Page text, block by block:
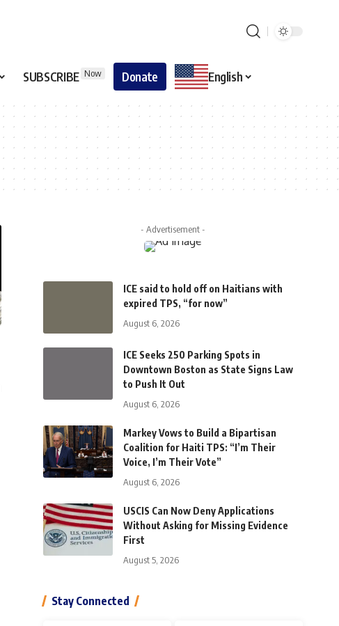
SUBSCRIBE Now Donate English
- Advertisement -
ICE said to hold off on Haitians with
expired TPS, “for now”
August 6, 2026
ICE Seeks 250 Parking Spots in
Downtown Boston as State Signs Law
to Push It Out
August 6, 2026
Markey Vows to Build a Bipartisan
Coalition for Haiti TPS: “I’m Their
Voice, I’m Their Vote”
August 6, 2026
USCIS Can Now Deny Applications
Without Asking for Missing Evidence
First
August 5, 2026
Stay Connected